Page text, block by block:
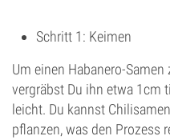
Schritt 1: Keimen
Um einen Habanero-
vergräbst Du ihn etwa 1cm
leicht. Du kannst
pflanzen, was den Prozess